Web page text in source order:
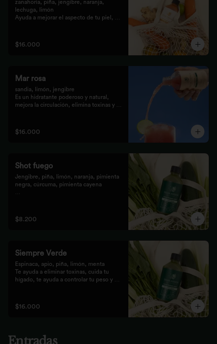
zanahoria, piña, jengibre, naranja,
lechuga, limón
Ayuda a mejorar el aspecto de tu piel,
celular
$16.000
Mar rosa
sandia, limón, jengibre
Es un hidratante poderoso y natural,
mejora la circulación, elimina toxinas y
$16.000
Shot fuego
Jengibre, piña, limón, naranja, pimienta
negra, cúrcuma, pimienta cayena
inflamación del organismo.
recomendamos tomarlo solo con soda o
$8.200
Siempre Verde
Espinaca, apio, piña, limón, menta
Te ayuda a eliminar toxinas, cuida tu
hígado, te ayuda a controlar tu peso y
$16.000
Entradas